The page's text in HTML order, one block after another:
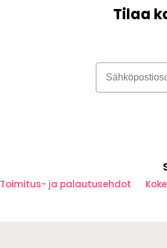
Tilaa
Toimitus- ja palautusehdot